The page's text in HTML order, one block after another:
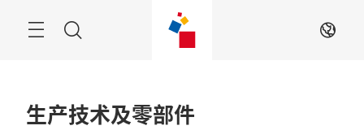
ZH
生产技术及零部件